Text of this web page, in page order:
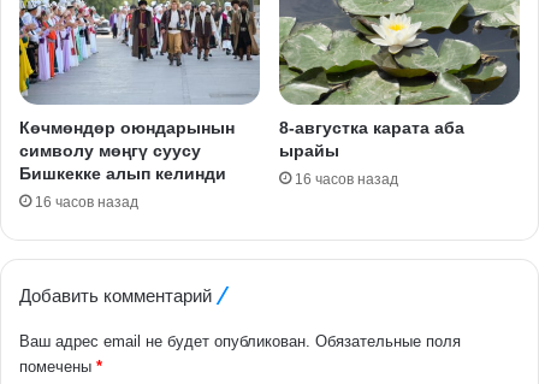
Көчмөндөр оюндарынын
символу мөңгү суусу
Бишкекке алып келинди
16 часов назад
8-августка карата аба
ырайы
16 часов назад
Добавить комментарий
Ваш адрес email не будет опубликован. Обязательные поля
помечены *